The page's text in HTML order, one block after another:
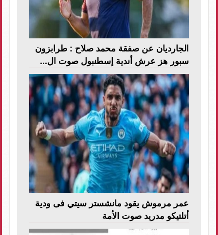
الجارديان عن صفقة محمد صلاح : طرابزون
سبور هز عرش أندية إسطنبول صوت ال...
عمر مرموش يقود مانشستر سيتي فى ودية
أتلتيكو مدريد صوت الأمة